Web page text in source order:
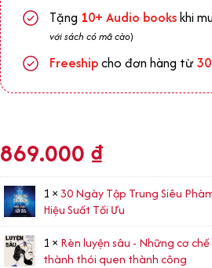
Tặng 10+ Audio bookskhi
với sách có mã cào)
Freeshipcho đơn hàng từ
869.000 ₫
1 ×30 Ngày Tập Trung Siêu
Hiệu Suất Tối Ưu
1 × Rèn luyện sâu - Những cơ chế
thành thói quen thành công